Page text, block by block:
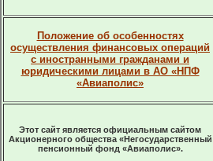
Положение об особенностях
осуществления финансовых операций
с иностранными гражданами и
юридическими лицами в АО «НПФ
«Авиаполис»
Этот сайт является официальным сайтом
Акционерного общества «Негосударственный
пенсионный фонд «Авиаполис».